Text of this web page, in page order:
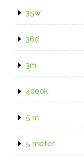
35w
36d
3m
4000k
5 m
5 meter